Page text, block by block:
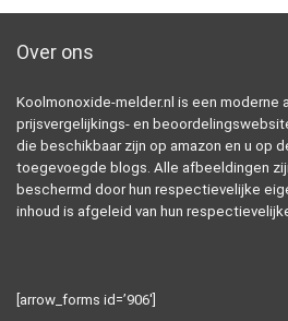
Over ons
Koolmonoxide-melder.nl is een moderne
prijsvergelijkings- en
die beschikbaar zijn op amazon en u op
toegevoegde blogs. Alle afbeeldingen
beschermd door hun respectievelijke
inhoud is afgeleid van hun
[arrow_forms id=’906′]